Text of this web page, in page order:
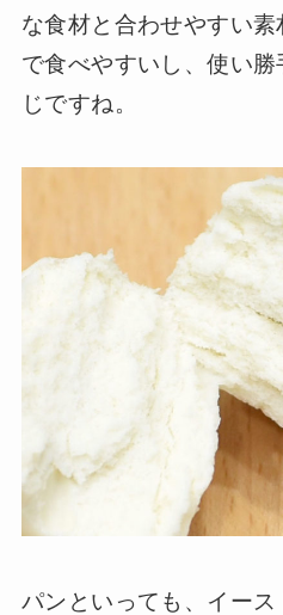
な食材と合わせやすい
で食べやすいし、使い
じですね。
パンといっても、イー